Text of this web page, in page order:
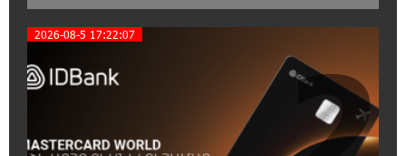
Юнибанк разыграет поездку в Италию среди
новых держателей карт Mastercard World
«Travel»
Москва–Баку: есть разногласия, но связи
2026-08-5 17:22:07